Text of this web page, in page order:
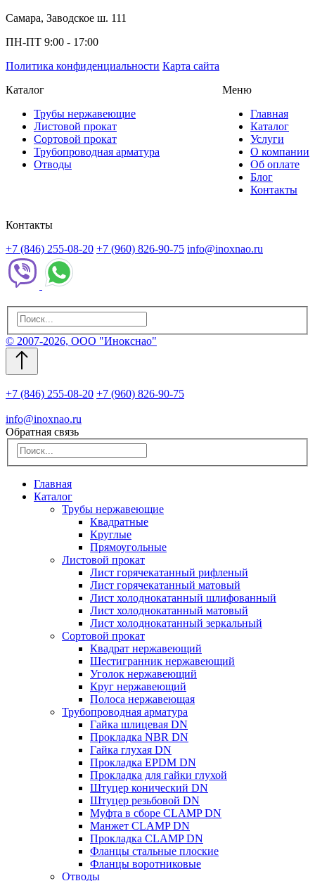
Самара, Заводское ш. 111
ПН-ПТ 9:00 - 17:00
Политика конфиденциальности Карта сайта
Каталог
Трубы нержавеющие
Листовой прокат
Сортовой прокат
Трубопроводная арматура
Отводы
Меню
Главная
Каталог
Услуги
О компании
Об оплате
Блог
Контакты
Контакты
+7 (846) 255-08-20 +7 (960) 826-90-75 info@inoxnao.ru
© 2007-2026, ООО "Инокснао"
+7 (846) 255-08-20 +7 (960) 826-90-75
info@inoxnao.ru
Обратная связь
Главная
Каталог
Трубы нержавеющие
Квадратные
Круглые
Прямоугольные
Листовой прокат
Лист горячекатанный рифленый
Лист горячекатанный матовый
Лист холоднокатанный шлифованный
Лист холоднокатанный матовый
Лист холоднокатанный зеркальный
Сортовой прокат
Квадрат нержавеющий
Шестигранник нержавеющий
Уголок нержавеющий
Круг нержавеющий
Полоса нержавеющая
Трубопроводная арматура
Гайка шлицевая DN
Прокладка NBR DN
Гайка глухая DN
Прокладка EPDM DN
Прокладка для гайки глухой
Штуцер конический DN
Штуцер резьбовой DN
Муфта в сборе CLAMP DN
Манжет CLAMP DN
Прокладка CLAMP DN
Фланцы стальные плоские
Фланцы воротниковые
Отводы